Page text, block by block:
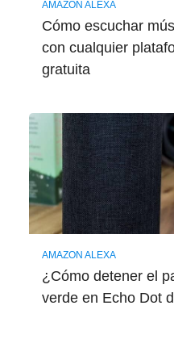
AMAZON ALEXA
Cómo escuchar
con cualquier
gratuita
AMAZON ALEXA
¿Cómo detener el
verde en Echo Dot